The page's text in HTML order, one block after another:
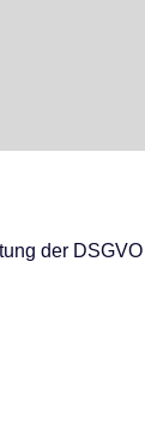
der DSGVO